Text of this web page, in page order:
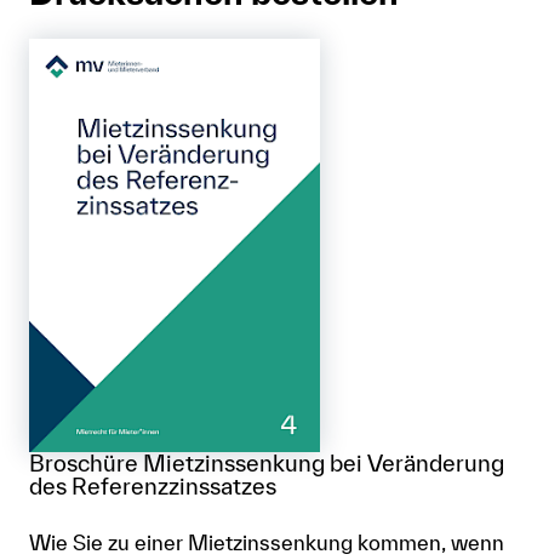
Broschüre Mietzinssenkung bei Veränderung
des Referenzzinssatzes
Wie Sie zu einer Mietzinssenkung kommen, wenn